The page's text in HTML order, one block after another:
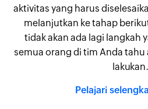
aktivitas yang harus
melanjutkan ke tahap
tidak akan ada lagi langkah
semua orang di tim Anda tahu
lakukan.
Pelajari